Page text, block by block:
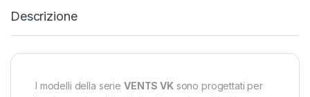
Descrizione
I modelli della serie VENTS VKsono progettati per